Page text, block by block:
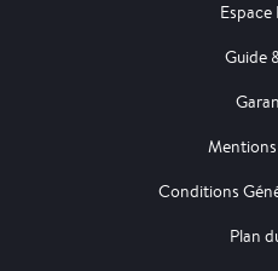
Espace
Guide
Mentions
Conditions
Plan